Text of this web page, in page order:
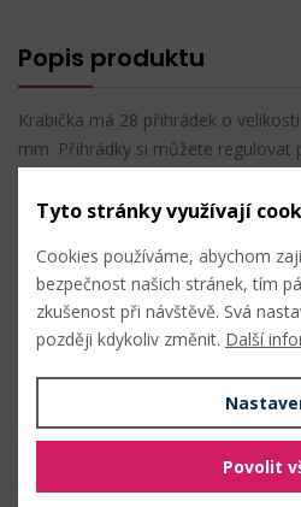
Popis produktu
Krabička má 28 přihrádek o
mm. Přihrádky si můžete regulovat
odstraníte všechny, budete mít
Šířka: 21 cm
Délka: 34 cm
Tloušťka: 5 cm
Složení: plast
PŘIDAT DO OBLÍBENÝCH
Tyto stránky využívají
Cookies používáme, abychom
bezpečnost našich stránek, tím
zkušenost při návštěvě. Svá
později kdykoliv změnit. Další
Povolit